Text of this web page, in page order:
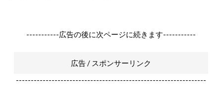
-----------広告の後に次ページに続きます-----------
広告 / スポンサーリンク
----------------------------------------------------------------